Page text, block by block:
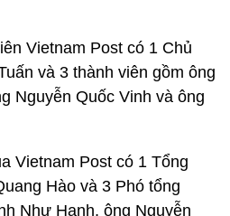
Vietnam Post có 1 Chủ
và 3 thành viên gồm ông
Nguyễn Quốc Vinh và ông
Vietnam Post có 1 Tổng
Hào và 3 Phó tổng
Như Hạnh, ông Nguyễn